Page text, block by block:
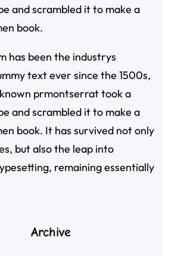
and scrambled it to make a
book.
has been the industrys
text ever since the 1500s,
prmontserrat took a
and scrambled it to make a
book. It has survived not only
but also the leap into
remaining essentially
Archive